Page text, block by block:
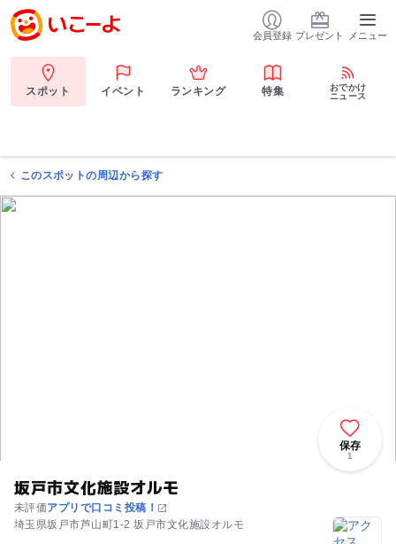
会員登録 プレゼント メニュー
スポット イベント ランキング 特集
おでかけ
ニュース
このスポットの周辺から探す
坂戸市文化施設オルモ
未評価アプリで口コミ投稿！
埼玉県坂戸市芦山町1-2 坂戸市文化施設オルモ
保存
1